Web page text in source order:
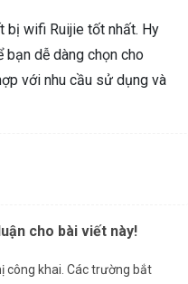
bị wifi Ruijie tốt nhất. Hy
dễ dàng chọn cho
với nhu cầu sử dụng và
cho bài viết này!
công khai. Các trường bắt